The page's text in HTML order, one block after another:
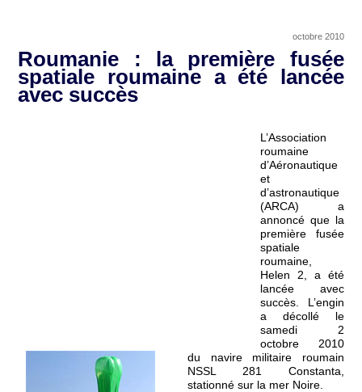
octobre 2010
Roumanie : la première fusée
spatiale roumaine a été lancée
avec succès
L’Association
roumaine
d’Aéronautique
et
d’astronautique
(ARCA) a
annoncé que la
première fusée
spatiale
roumaine,
Helen 2, a été
lancée avec
succès. L’engin
a décollé le
samedi 2
octobre 2010
du navire militaire roumain
NSSL 281 Constanta,
stationné sur la mer Noire.